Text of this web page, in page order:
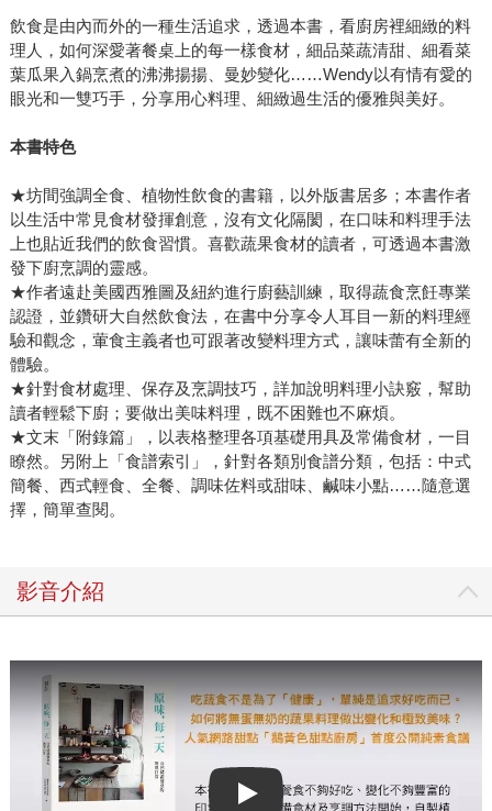
https://www.kingstone.com.tw/event/1807_a103/103.asp? 圖
素來源：Freepik
飲食是由內而外的一種生活追求，透過本書，看廚房裡細緻的料
理人，如何深愛著餐桌上的每一樣食材，細品菜蔬清甜、細看菜
葉瓜果入鍋烹煮的沸沸揚揚、曼妙變化……Wendy以有情有愛的
眼光和一雙巧手，分享用心料理、細緻過生活的優雅與美好。
本書特色
★坊間強調全食、植物性飲食的書籍，以外版書居多；本書作者
以生活中常見食材發揮創意，沒有文化隔閡，在口味和料理手法
上也貼近我們的飲食習慣。喜歡蔬果食材的讀者，可透過本書激
發下廚烹調的靈感。
★作者遠赴美國西雅圖及紐約進行廚藝訓練，取得蔬食烹飪專業
認證，並鑽研大自然飲食法，在書中分享令人耳目一新的料理經
驗和觀念，葷食主義者也可跟著改變料理方式，讓味蕾有全新的
體驗。
★針對食材處理、保存及烹調技巧，詳加說明料理小訣竅，幫助
讀者輕鬆下廚；要做出美味料理，既不困難也不麻煩。
★文末「附錄篇」，以表格整理各項基礎用具及常備食材，一目
瞭然。另附上「食譜索引」，針對各類別食譜分類，包括：中式
簡餐、西式輕食、全餐、調味佐料或甜味、鹹味小點……隨意選
擇，簡單查閱。
影音介紹
Play video